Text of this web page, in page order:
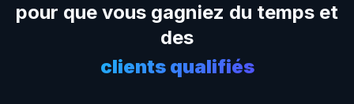
pour que vous gagniez du temps et
des
clients qualifiés